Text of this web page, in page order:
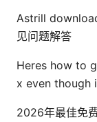
Astrill
见问题解答
Heres how to
x even though
2026年最佳免